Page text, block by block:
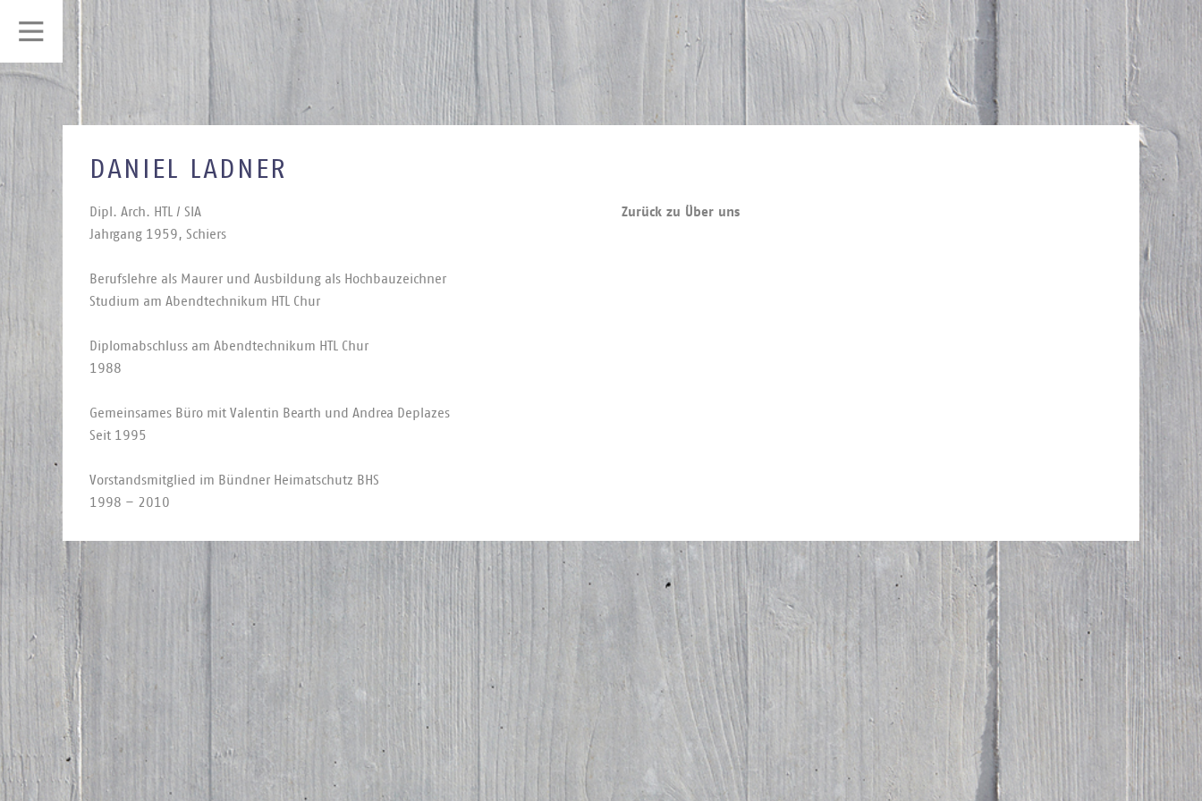
DANIEL LADNER
Dipl. Arch. HTL / SIA
Jahr­gang 1959, Schiers
Be­rufs­leh­re als Mau­rer und Aus­bil­dung als Hoch­bau­zeich­ner‍
Stu­di­um am Abend­tech­ni­kum HTL Chur
Di­plom­ab­schluss am Abend­tech­ni­kum HTL Chur
1988
Ge­mein­sa­mes Büro mit Va­len­tin Be­arth und An­drea De­pla­zes
Seit 1995
Vor­stands­mit­glied im Bünd­ner Hei­mat­schutz BHS
1998 – 2010
Zurück zu Über uns